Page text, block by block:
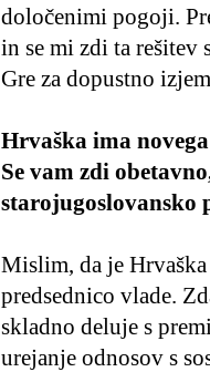
določenimi pogoji.
in se mi zdi ta
Gre za dopustno
Hrvaška ima
Se vam zdi
starojugoslovansko
Mislim, da je
predsednico vlade.
skladno deluje s
urejanje odnosov s